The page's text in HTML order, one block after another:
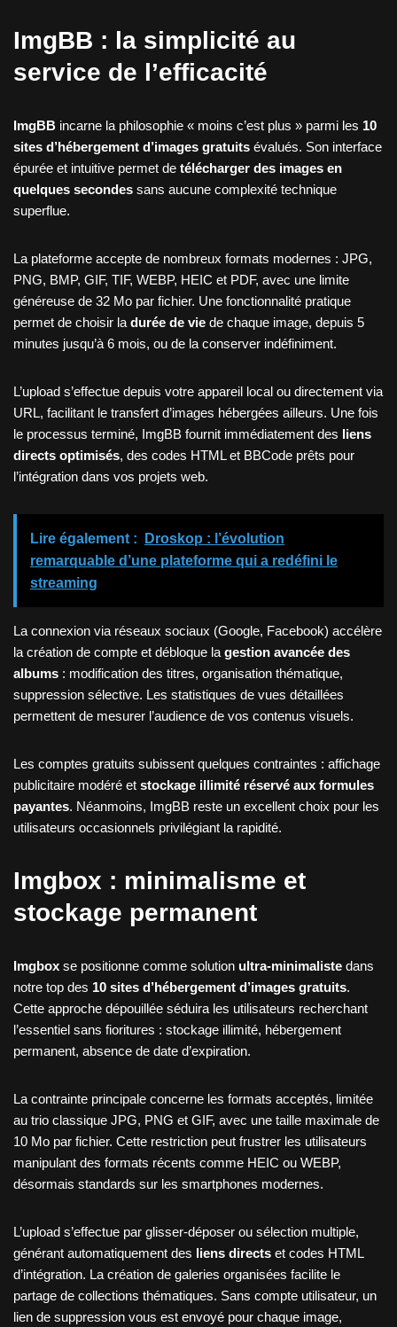
ImgBB : la simplicité au
service de l’efficacité
ImgBB incarne la philosophie « moins c’est plus » parmi les 10
sites d’hébergement d’images gratuits évalués. Son interface
épurée et intuitive permet de télécharger des images en
quelques secondes sans aucune complexité technique
superflue.
La plateforme accepte de nombreux formats modernes : JPG,
PNG, BMP, GIF, TIF, WEBP, HEIC et PDF, avec une limite
généreuse de 32 Mo par fichier. Une fonctionnalité pratique
permet de choisir la durée de vie de chaque image, depuis 5
minutes jusqu’à 6 mois, ou de la conserver indéfiniment.
L’upload s’effectue depuis votre appareil local ou directement via
URL, facilitant le transfert d’images hébergées ailleurs. Une fois
le processus terminé, ImgBB fournit immédiatement des liens
directs optimisés, des codes HTML et BBCode prêts pour
l’intégration dans vos projets web.
Lire également :
Droskop : l’évolution
remarquable d’une plateforme qui a redéfini le
streaming
La connexion via réseaux sociaux (Google, Facebook) accélère
la création de compte et débloque la gestion avancée des
albums : modification des titres, organisation thématique,
suppression sélective. Les statistiques de vues détaillées
permettent de mesurer l’audience de vos contenus visuels.
Les comptes gratuits subissent quelques contraintes : affichage
publicitaire modéré et stockage illimité réservé aux formules
payantes. Néanmoins, ImgBB reste un excellent choix pour les
utilisateurs occasionnels privilégiant la rapidité.
Imgbox : minimalisme et
stockage permanent
Imgbox se positionne comme solution ultra-minimaliste dans
notre top des 10 sites d’hébergement d’images gratuits.
Cette approche dépouillée séduira les utilisateurs recherchant
l’essentiel sans fioritures : stockage illimité, hébergement
permanent, absence de date d’expiration.
La contrainte principale concerne les formats acceptés, limitée
au trio classique JPG, PNG et GIF, avec une taille maximale de
10 Mo par fichier. Cette restriction peut frustrer les utilisateurs
manipulant des formats récents comme HEIC ou WEBP,
désormais standards sur les smartphones modernes.
L’upload s’effectue par glisser-déposer ou sélection multiple,
générant automatiquement des liens directs et codes HTML
d’intégration. La création de galeries organisées facilite le
partage de collections thématiques. Sans compte utilisateur, un
lien de suppression vous est envoyé pour chaque image,